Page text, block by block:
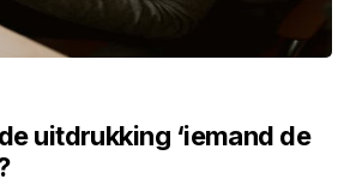
uitdrukking ‘iemand de